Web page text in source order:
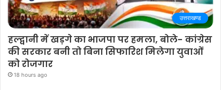
उत्तराखण्ड
हल्द्वानी में खड़गे का भाजपा पर हमला, बोले- कांग्रेस
की सरकार बनी तो बिना सिफारिश मिलेगा युवाओं
को रोजगार
18 hours ago